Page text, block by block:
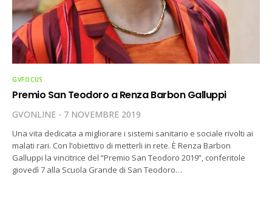
GVFOCUS
Premio San Teodoro a Renza Barbon Galluppi
GVONLINE 7 NOVEMBRE 2019
Una vita dedicata a migliorare i sistemi sanitario e sociale rivolti ai
malati rari. Con l’obiettivo di metterli in rete. È Renza Barbon
Galluppi la vincitrice del “Premio San Teodoro 2019”, conferitole
giovedì 7 alla Scuola Grande di San Teodoro…